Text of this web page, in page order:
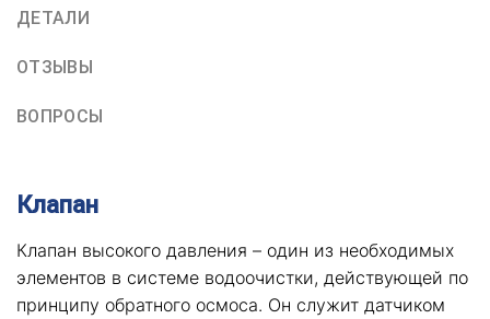
ДЕТАЛИ
ОТЗЫВЫ
ВОПРОСЫ
Клапан
Клапан высокого давления – один из необходимых
элементов в системе водоочистки, действующей по
принципу обратного осмоса. Он служит датчиком